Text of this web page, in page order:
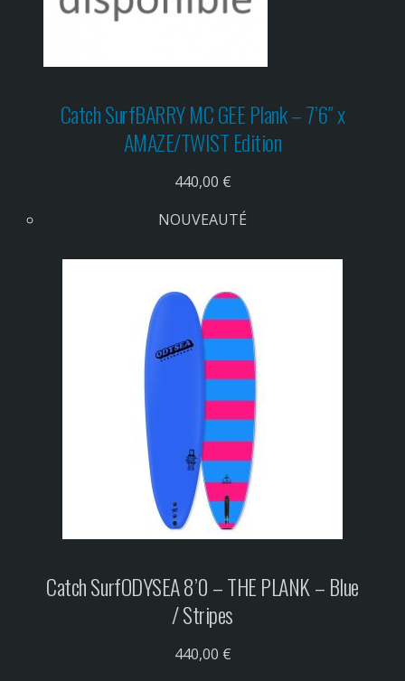
Catch SurfBARRY MC GEE Plank – 7’6″ x
AMAZE/TWIST Edition
440,00 €
NOUVEAUTÉ
Catch SurfODYSEA 8’0 – THE PLANK – Blue
/ Stripes
440,00 €